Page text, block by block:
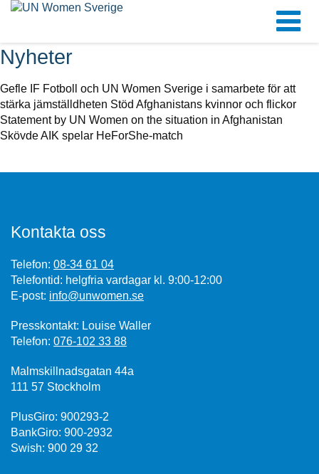
Nyheter
Gefle IF Fotboll och UN Women Sverige i samarbete för att
stärka jämställdheten Stöd Afghanistans kvinnor och flickor
Statement by UN Women on the situation in Afghanistan
Skövde AIK spelar HeForShe-match
Kontakta oss
Telefon: 08-34 61 04
Telefontid: helgfria vardagar kl. 9:00-12:00
E-post: info@unwomen.se
Presskontakt: Louise Waller
Telefon: 076-102 33 88
Malmskillnadsgatan 44a
111 57 Stockholm
PlusGiro: 900293-2
BankGiro: 900-2932
Swish: 900 29 32